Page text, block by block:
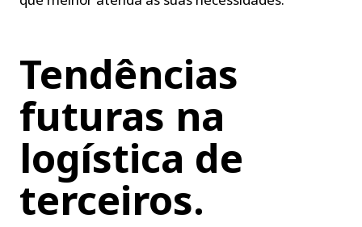
Tendências
futuras na
logística de
terceiros.